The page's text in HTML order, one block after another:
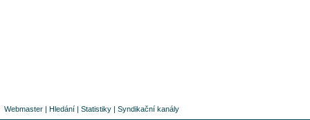
Webmaster | Hledání | Statistiky | Syndikační kanály